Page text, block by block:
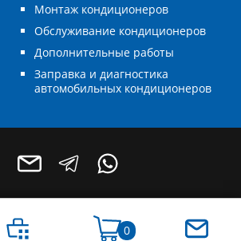
Монтаж кондиционеров
Обслуживание кондиционеров
Дополнительные работы
Заправка и диагностика
автомобильных кондиционеров
55-49 +7 (964) 788-68-78
0